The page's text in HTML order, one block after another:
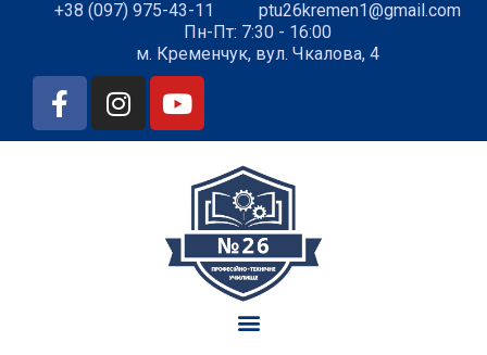
+38 (097) 975-43-11
ptu26kremen1@gmail.com
Пн-Пт: 7:30 - 16:00
м. Кременчук, вул. Чкалова, 4